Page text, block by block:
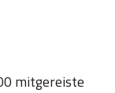
mitgereiste